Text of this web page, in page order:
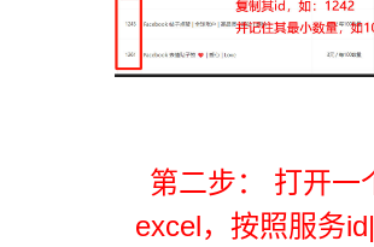
第二步： 打开一
excel，按照服务